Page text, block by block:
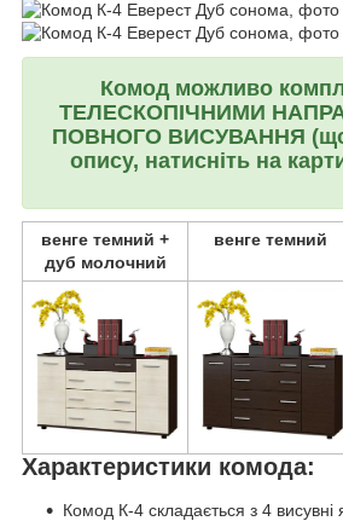
Комод можливо
ТЕЛЕСКОПІЧНИМИ
ПОВНОГО ВИСУВАННЯ
опису, натисніть на
венге темний +
дуб молочний
венге темний
Характеристики комода:
Комод К-4 складається з 4